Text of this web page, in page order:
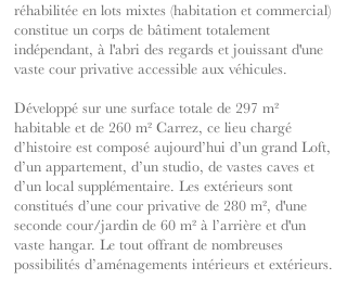
réhabilitée en lots mixtes (habitation et commercial)
constitue un corps de bâtiment totalement
indépendant, à l'abri des regards et jouissant d'une
vaste cour privative accessible aux véhicules.
Développé sur une surface totale de 297 m²
habitable et de 260 m² Carrez, ce lieu chargé
d’histoire est composé aujourd’hui d’un grand Loft,
d’un appartement, d’un studio, de vastes caves et
d’un local supplémentaire. Les extérieurs sont
constitués d’une cour privative de 280 m², d'une
seconde cour/jardin de 60 m² à l’arrière et d'un
vaste hangar. Le tout offrant de nombreuses
possibilités d’aménagements intérieurs et extérieurs.